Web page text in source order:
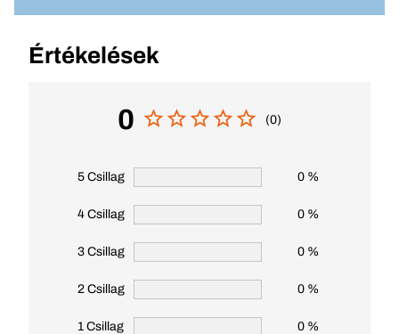
Értékelések
0 (0)
5 Csillag 0 %
4 Csillag 0 %
3 Csillag 0 %
2 Csillag 0 %
1 Csillag 0 %